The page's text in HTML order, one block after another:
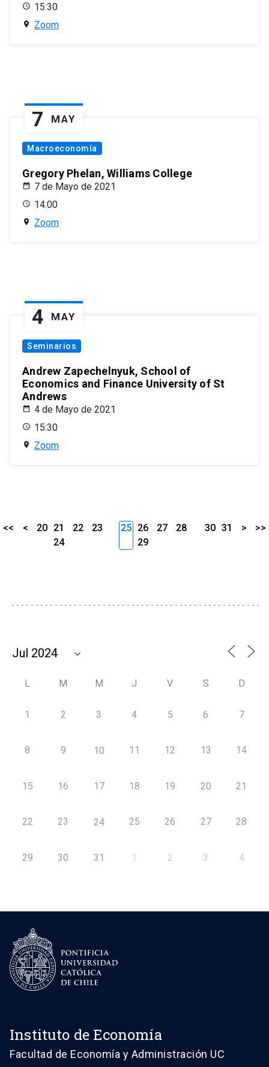
15:30
Zoom
7 MAY
Macroeconomía
Gregory Phelan, Williams College
7 de Mayo de 2021
14:00
Zoom
4 MAY
Seminarios
Andrew Zapechelnyuk, School of
Economics and Finance University of St
Andrews
4 de Mayo de 2021
15:30
Zoom
<< < 20 21 22
23
24
25 26 27
28
29
30 31 > >>
L M M J V S D
1 2 3 4 5 6 7
8 9 10 11 12 13 14
15 16 17 18 19 20 21
22 23 24 25 26 27 28
29 30 31 1 2 3 4
Instituto de Economía
Facultad de Economía y Administración UC